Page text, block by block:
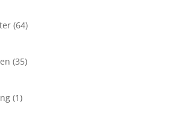
(64)
(35)
(1)